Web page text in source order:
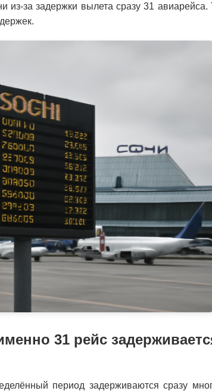
за задержки вылета сразу 31
31 рейс
период задерживаются сразу